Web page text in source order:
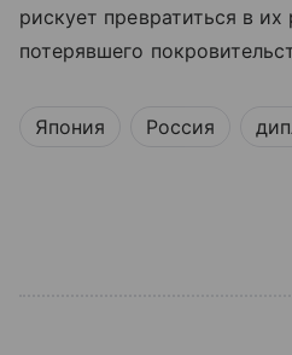
рискует превратиться в
потерявшего
Япония Россия